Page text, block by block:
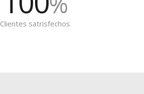
Clientes satrisfechos